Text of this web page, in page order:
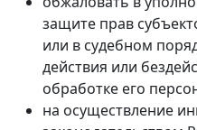
защите прав
или в судебном
действия или
обработке его
на осуществление